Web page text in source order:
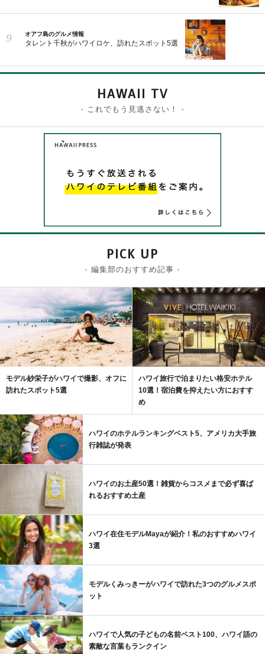
オアフ島のグルメ情報
タレント千秋がハワイロケ、訪れたスポット5選
HAWAII TV
- これでもう見逃さない！ -
PICK UP
- 編集部のおすすめ記事 -
モデル紗栄子がハワイで撮影、オフに
訪れたスポット5選
ハワイ旅行で泊まりたい格安ホテル
10選！宿泊費を抑えたい方におすす
め
ハワイのホテルランキングベスト5、アメリカ大手旅
行雑誌が発表
ハワイのお土産50選！雑貨からコスメまで必ず喜ば
れるおすすめ土産
ハワイ在住モデルMayaが紹介！私のおすすめハワイ
3選
モデルくみっきーがハワイで訪れた3つのグルメスポ
ット
ハワイで人気の子どもの名前ベスト100、ハワイ語の
素敵な言葉もランクイン